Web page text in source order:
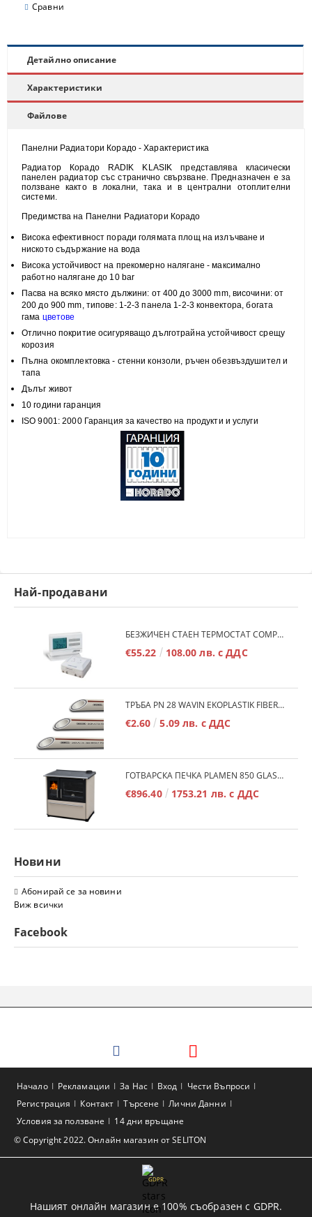
Сравни
Детайлно описание
Характеристики
Файлове
Панелни Радиатори Корадо - Характеристика
Радиатор Корадо RADIK KLASIK представлява класически
панелен радиатор със странично свързване. Предназначен е за
ползване както в локални, така и в централни отоплителни
системи.
Предимства на Панелни Радиатори Корадо
Висока ефективност поради голямата площ на излъчване и
ниското съдържание на вода
Висока устойчивост на прекомерно налягане - максимално
работно налягане до 10 bar
Пасва на всяко място дължини: от 400 до 3000 mm, височини:от
200 до 900 mm, типове:1-2-3 панела 1-2-3 конвектора, богата
гама цветове
Отлично покритие осигуряващо дълготрайна устойчивост срещу
корозия
Пълна окомплектовка - стенни конзоли, ръчен обезвъздушител и
тапа
Дълъг живот
10 години гаранция
ISO 9001: 2000 Гаранция за качество на продукти и услуги
Най-продавани
БЕЗЖИЧЕН СТАЕН ТЕРМОСТАТ COMPUTHERM Q7RF
€55.22 108.00 лв. с ДДС
ТРЪБА PN 28 WAVIN EKOPLASTIK FIBER BASALT PLUS - 3М/БР.
€2.60 5.09 лв. с ДДС
ГОТВАРСКА ПЕЧКА PLAMEN 850 GLAS 11KW
€896.40 1753.21 лв. с ДДС
Новини
Абонирай се за новини
Виж всички
Facebook
© Copyright 2022. Онлайн магазин от SELITON
Начало Рекламации За Нас Вход
Чести Въпроси
Регистрация
Контакт Търсене
Лични Данни
Условия за ползване
14 дни връщане
GDPR
Нашият онлайн магазин е 100% съобразен с GDPR.